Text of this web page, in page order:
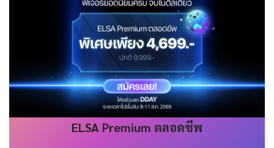
ELSA Premium ตลอดชีพ